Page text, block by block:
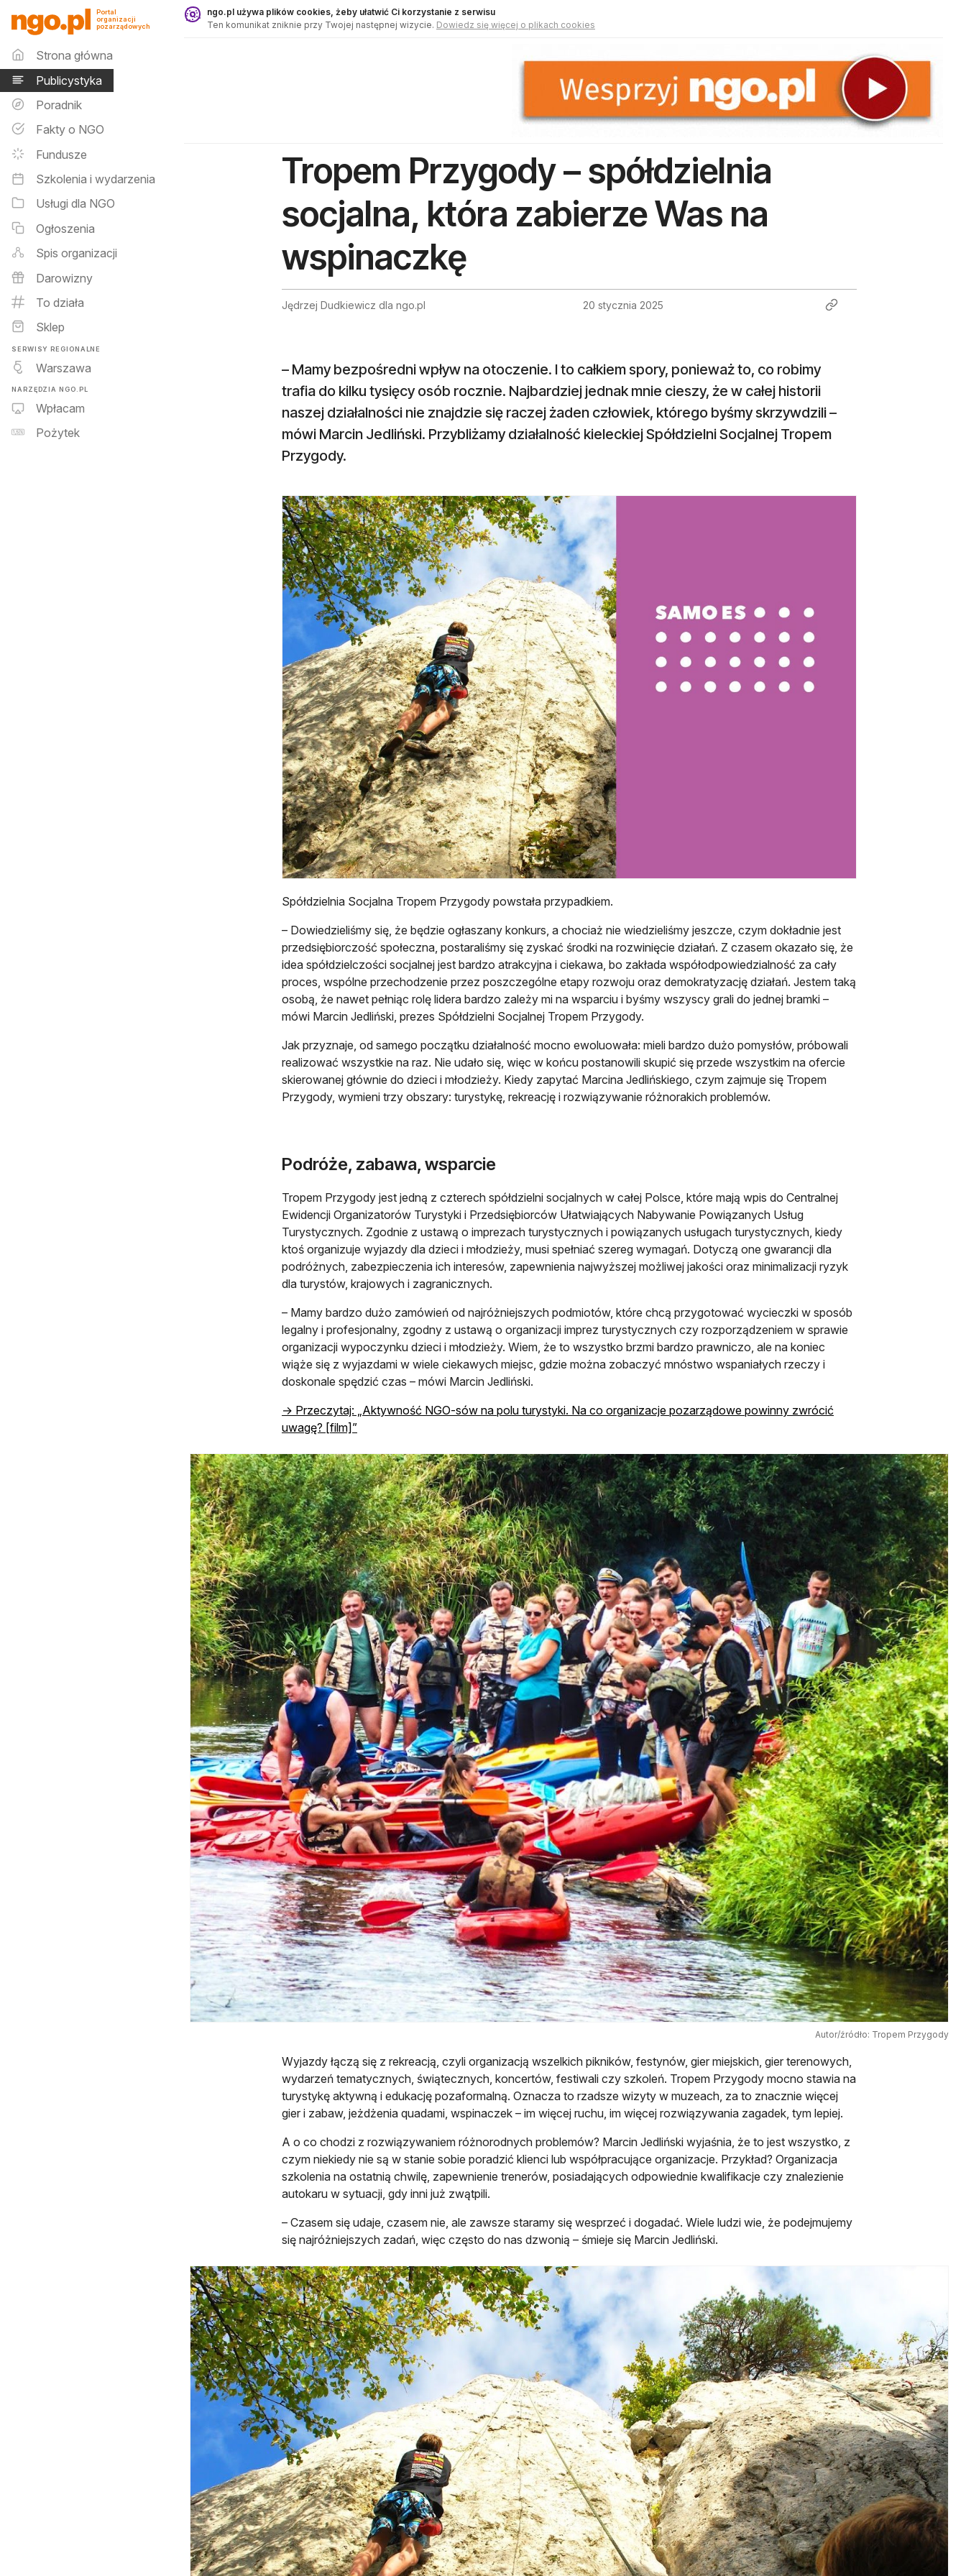
Publicystyka - ngo.pl
Portal
organizacji
pozarządowych
Menu główne
Strona główna
Publicystyka
Poradnik
Fakty o NGO
Fundusze
Szkolenia i wydarzenia
Usługi dla NGO
Ogłoszenia
Spis organizacji
Darowizny
To działa
Sklep
SERWISY REGIONALNE
Warszawa
NARZĘDZIA NGO.PL
Wpłacam
Pożytek
ngo.pl używa plików cookies, żeby ułatwić Ci korzystanie z serwisu
Ten komunikat zniknie przy Twojej następnej wizycie. Dowiedz się więcej o plikach cookies
Tropem Przygody – spółdzielnia
socjalna, która zabierze Was na
wspinaczkę
Jędrzej Dudkiewicz dla ngo.pl 20 stycznia 2025
– Mamy bezpośredni wpływ na otoczenie. I to całkiem spory, ponieważ to, co robimy
trafia do kilku tysięcy osób rocznie. Najbardziej jednak mnie cieszy, że w całej historii
naszej działalności nie znajdzie się raczej żaden człowiek, którego byśmy skrzywdzili –
mówi Marcin Jedliński. Przybliżamy działalność kieleckiej Spółdzielni Socjalnej Tropem
Przygody.
Spółdzielnia Socjalna Tropem Przygody powstała przypadkiem.
– Dowiedzieliśmy się, że będzie ogłaszany konkurs, a chociaż nie wiedzieliśmy jeszcze, czym dokładnie jest
przedsiębiorczość społeczna, postaraliśmy się zyskać środki na rozwinięcie działań. Z czasem okazało się, że
idea spółdzielczości socjalnej jest bardzo atrakcyjna i ciekawa, bo zakłada współodpowiedzialność za cały
proces, wspólne przechodzenie przez poszczególne etapy rozwoju oraz demokratyzację działań. Jestem taką
osobą, że nawet pełniąc rolę lidera bardzo zależy mi na wsparciu i byśmy wszyscy grali do jednej bramki –
mówi Marcin Jedliński, prezes Spółdzielni Socjalnej Tropem Przygody.
Jak przyznaje, od samego początku działalność mocno ewoluowała: mieli bardzo dużo pomysłów, próbowali
realizować wszystkie na raz. Nie udało się, więc w końcu postanowili skupić się przede wszystkim na ofercie
skierowanej głównie do dzieci i młodzieży. Kiedy zapytać Marcina Jedlińskiego, czym zajmuje się Tropem
Przygody, wymieni trzy obszary: turystykę, rekreację i rozwiązywanie różnorakich problemów.
Podróże, zabawa, wsparcie
Tropem Przygody jest jedną z czterech spółdzielni socjalnych w całej Polsce, które mają wpis do Centralnej
Ewidencji Organizatorów Turystyki i Przedsiębiorców Ułatwiających Nabywanie Powiązanych Usług
Turystycznych. Zgodnie z ustawą o imprezach turystycznych i powiązanych usługach turystycznych, kiedy
ktoś organizuje wyjazdy dla dzieci i młodzieży, musi spełniać szereg wymagań. Dotyczą one gwarancji dla
podróżnych, zabezpieczenia ich interesów, zapewnienia najwyższej możliwej jakości oraz minimalizacji ryzyk
dla turystów, krajowych i zagranicznych.
– Mamy bardzo dużo zamówień od najróżniejszych podmiotów, które chcą przygotować wycieczki w sposób
legalny i profesjonalny, zgodny z ustawą o organizacji imprez turystycznych czy rozporządzeniem w sprawie
organizacji wypoczynku dzieci i młodzieży. Wiem, że to wszystko brzmi bardzo prawniczo, ale na koniec
wiąże się z wyjazdami w wiele ciekawych miejsc, gdzie można zobaczyć mnóstwo wspaniałych rzeczy i
doskonale spędzić czas – mówi Marcin Jedliński.
→ Przeczytaj: „Aktywność NGO-sów na polu turystyki. Na co organizacje pozarządowe powinny zwrócić
uwagę? [film]”
Autor/źródło: Tropem Przygody
Wyjazdy łączą się z rekreacją, czyli organizacją wszelkich pikników, festynów, gier miejskich, gier terenowych,
wydarzeń tematycznych, świątecznych, koncertów, festiwali czy szkoleń. Tropem Przygody mocno stawia na
turystykę aktywną i edukację pozaformalną. Oznacza to rzadsze wizyty w muzeach, za to znacznie więcej
gier i zabaw, jeżdżenia quadami, wspinaczek – im więcej ruchu, im więcej rozwiązywania zagadek, tym lepiej.
A o co chodzi z rozwiązywaniem różnorodnych problemów? Marcin Jedliński wyjaśnia, że to jest wszystko, z
czym niekiedy nie są w stanie sobie poradzić klienci lub współpracujące organizacje. Przykład? Organizacja
szkolenia na ostatnią chwilę, zapewnienie trenerów, posiadających odpowiednie kwalifikacje czy znalezienie
autokaru w sytuacji, gdy inni już zwątpili.
– Czasem się udaje, czasem nie, ale zawsze staramy się wesprzeć i dogadać. Wiele ludzi wie, że podejmujemy
się najróżniejszych zadań, więc często do nas dzwonią – śmieje się Marcin Jedliński.